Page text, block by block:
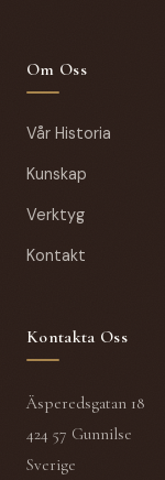
Om Oss
Vår Historia
Kunskap
Verktyg
Kontakt
Kontakta Oss
Äsperedsgatan 18
424 57 Gunnilse
Sverige